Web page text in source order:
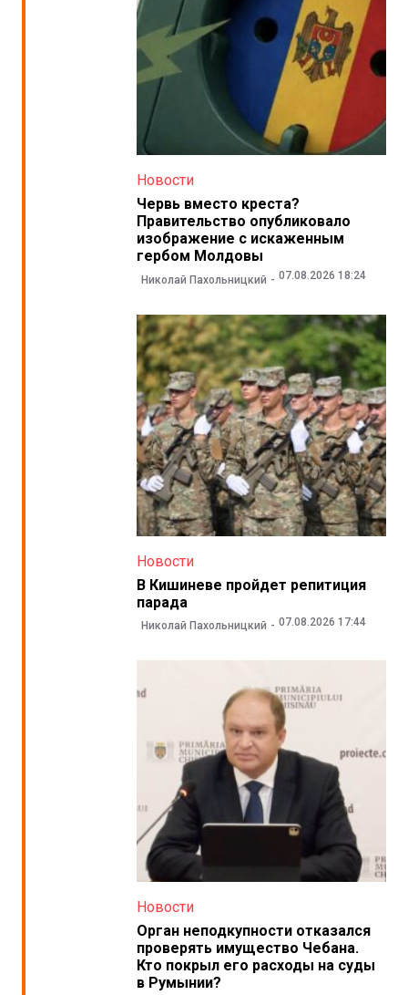
Новости
Червь вместо креста?
Правительство опубликовало
изображение с искаженным
гербом Молдовы
Николай Пахольницкий 07.08.2026 18:24
Новости
В Кишиневе пройдет репитиция
парада
Николай Пахольницкий 07.08.2026 17:44
Новости
Орган неподкупности отказался
проверять имущество Чебана.
Кто покрыл его расходы на суды
в Румынии?